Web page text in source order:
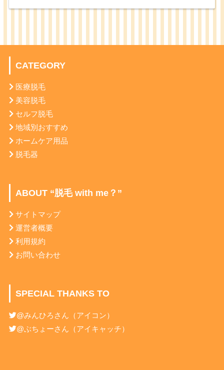
CATEGORY
医療脱毛
美容脱毛
セルフ脱毛
地域別おすすめ
ホームケア用品
脱毛器
ABOUT “脱毛 with me？”
サイトマップ
運営者概要
利用規約
お問い合わせ
SPECIAL THANKS TO
@みんひろ さん（アイコン）
@ぶちょーさん（アイキャッチ）